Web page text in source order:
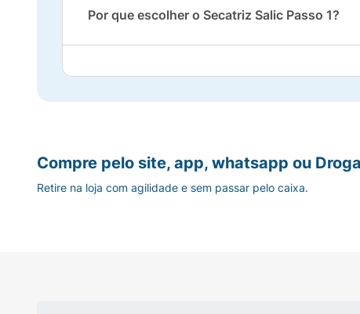
Por que escolher o Secatriz Salic Passo 1?
Combate as bactérias e
Ação Refrescante: Sensação imediata de
Compre pelo site, app, whatsapp ou
Retire na loja com agilidade e sem passar pelo caixa.